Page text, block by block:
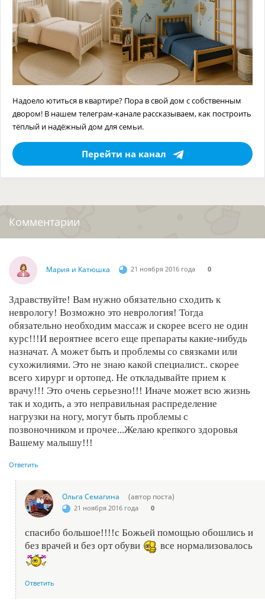
Надоело ютиться в квартире? Пора в свой дом с собственным
двором! В нашем телеграм-канале рассказываем, как построить
тёплый и надёжный дом для семьи.
Перейти на канал
Комментарии
Мария и Катюшка 21 ноября 2016 года 0
Здравствуйте! Вам нужно обязательно сходить к
неврологу! Возможно это неврология! Тогда
обязательно необходим массаж и скорее всего не один
курс!!!И вероятнее всего еще препараты какие-нибудь
назначат. А может быть и проблемы со связками или
сухожилиями. Это не знаю какой специалист.. скорее
всего хирург и ортопед. Не откладывайте прием к
врачу!!! Это очень серьезно!!! Иначе может всю жизнь
так и ходить, а это неправильная распределение
нагрузки на ногу, могут быть проблемы с
позвоночником и прочее...Желаю крепкого здоровья
Вашему малышу!!!
Ответить
Ольга Семагина (автор поста)
21 ноября 2016 года 0
спасибо большое!!!!с Божьей помощью обошлись и
без врачей и без орт обуви
все нормализовалось
Ответить